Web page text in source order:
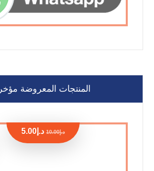
المنتجات المعروضة مؤخراً
د.إ10.00 د.إ 5.00